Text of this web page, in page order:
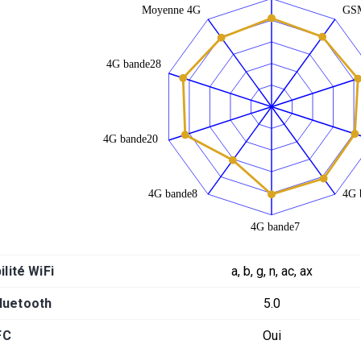
WiFi a, b, g, n, ac, ax
5.0
Oui